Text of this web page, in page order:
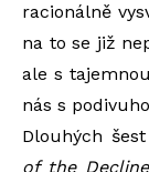
racionálně
na to se již
ale s
nás s
Dlouhých
of the Decline